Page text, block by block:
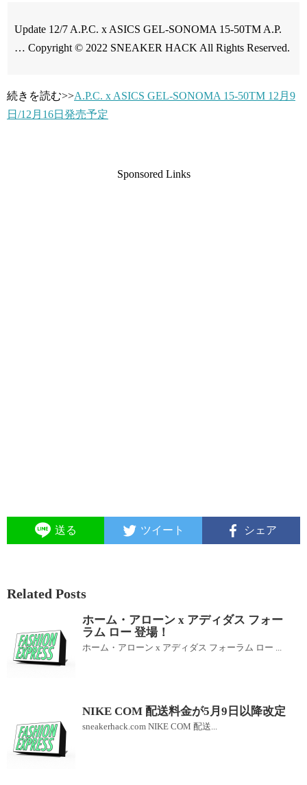
Update 12/7 A.P.C. x ASICS GEL-SONOMA 15-50TM A.P.
… Copyright © 2022 SNEAKER HACK All Rights Reserved.
続きを読む>>A.P.C. x ASICS GEL-SONOMA 15-50TM 12月9
日/12月16日発売予定
Sponsored Links
送る ツイート シェア
Related Posts
ホーム・アローン x アディダス フォー
ラム ロー 登場！
ホーム・アローン x アディダス フォーラム ロー ...
NIKE COM 配送料金が5月9日以降改定
sneakerhack.com NIKE COM 配送...